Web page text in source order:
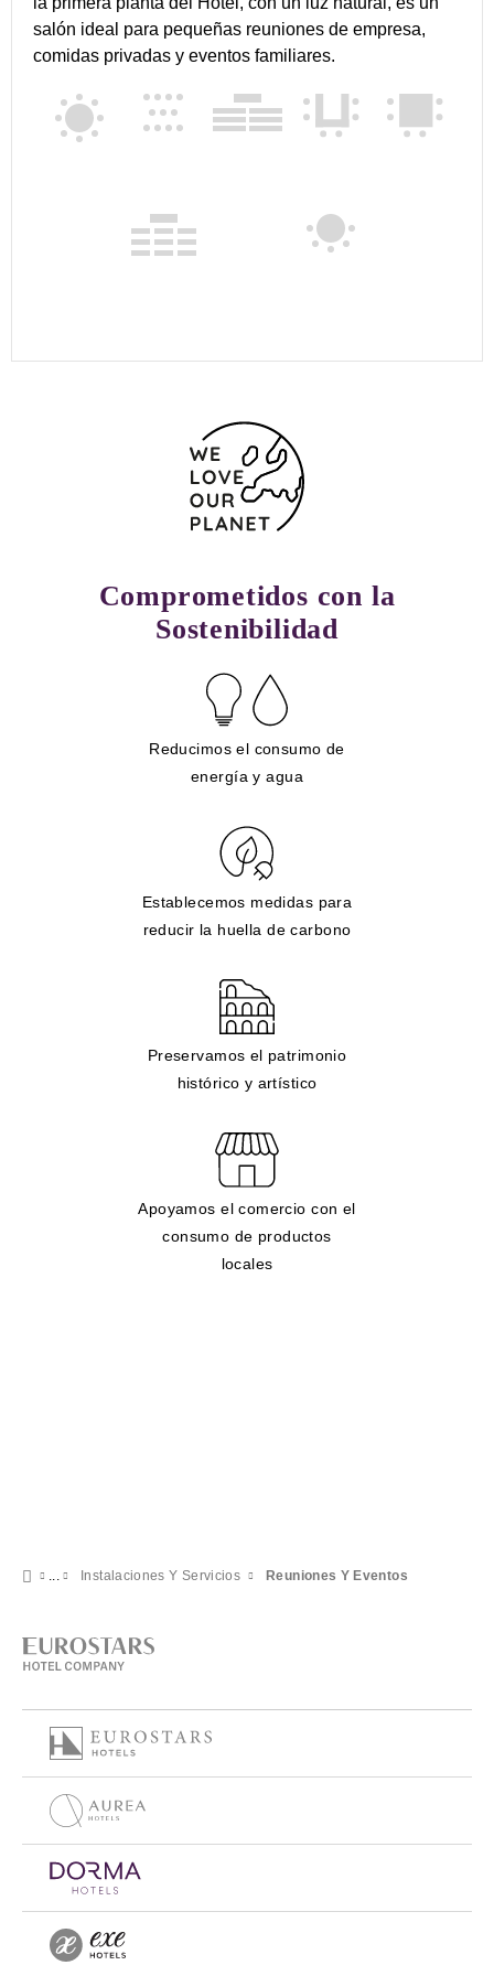
salón ideal para pequeñas reuniones de empresa,
comidas privadas y eventos familiares.
Comprometidos con la
Sostenibilidad
Reducimos el consumo de
energía y agua
Establecemos medidas para
reducir la huella de carbono
Preservamos el patrimonio
histórico y artístico
Apoyamos el comercio con el
consumo de productos
locales
Instalaciones Y Servicios Reuniones Y Eventos